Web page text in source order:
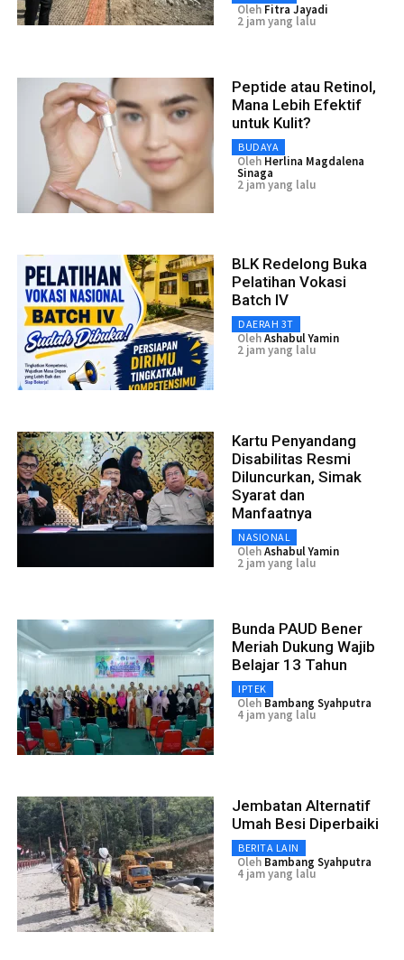
Oleh Fitra Jayadi
2 jam yang lalu
Peptide atau Retinol,
Mana Lebih Efektif
untuk Kulit?
BUDAYA
Oleh Herlina Magdalena
Sinaga
2 jam yang lalu
BLK Redelong Buka
Pelatihan Vokasi
Batch IV
DAERAH 3T
OlehAshabul Yamin
2 jam yang lalu
Kartu Penyandang
Disabilitas Resmi
Diluncurkan, Simak
Syarat dan
Manfaatnya
NASIONAL
OlehAshabul Yamin
2 jam yang lalu
Bunda PAUD Bener
Meriah Dukung Wajib
Belajar 13 Tahun
IPTEK
Oleh Bambang Syahputra
4 jam yang lalu
Jembatan Alternatif
Umah Besi Diperbaiki
BERITA LAIN
Oleh Bambang Syahputra
4 jam yang lalu